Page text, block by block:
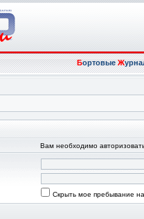
БортовыеЖ
Вам необходимо
Скрыть мое пребывание